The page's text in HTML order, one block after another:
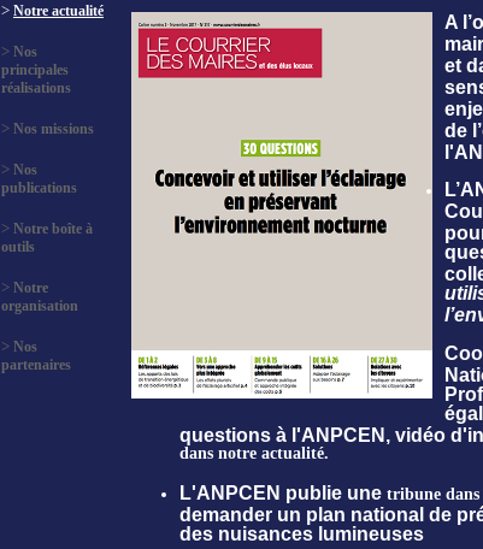
> Notre actualité
> Nos
principales
réalisations
> Nos missions
> Nos
publications
> Notre boîte à
outils
> Notre
organisation
> Nos
partenaires
A
et
de
questions à l'ANPCEN, vidéo
dans notre actualité.
L'ANPCEN publie une tribune dans
demander un plan national de
des nuisances lumineuses